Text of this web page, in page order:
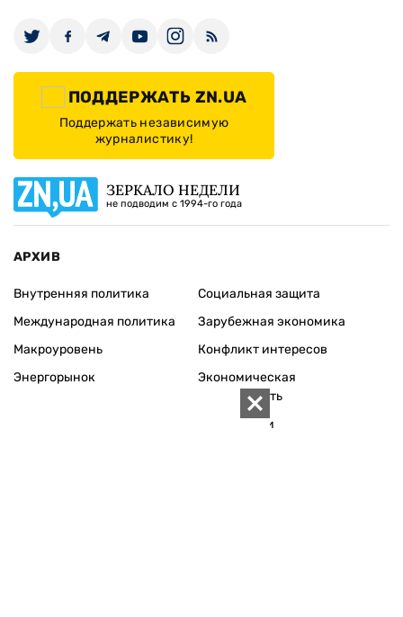
ПОДДЕРЖАТЬ ZN.UA
Поддержать независимую
журналистику!
ЗЕРКАЛО НЕДЕЛИ
не подводим с 1994-го года
АРХИВ
Внутренняя политика
Международная политика
Макроуровень
Энергорынок
Социальная защита
Зарубежная экономика
Конфликт интересов
Экономическая
безопасность
Персоналии